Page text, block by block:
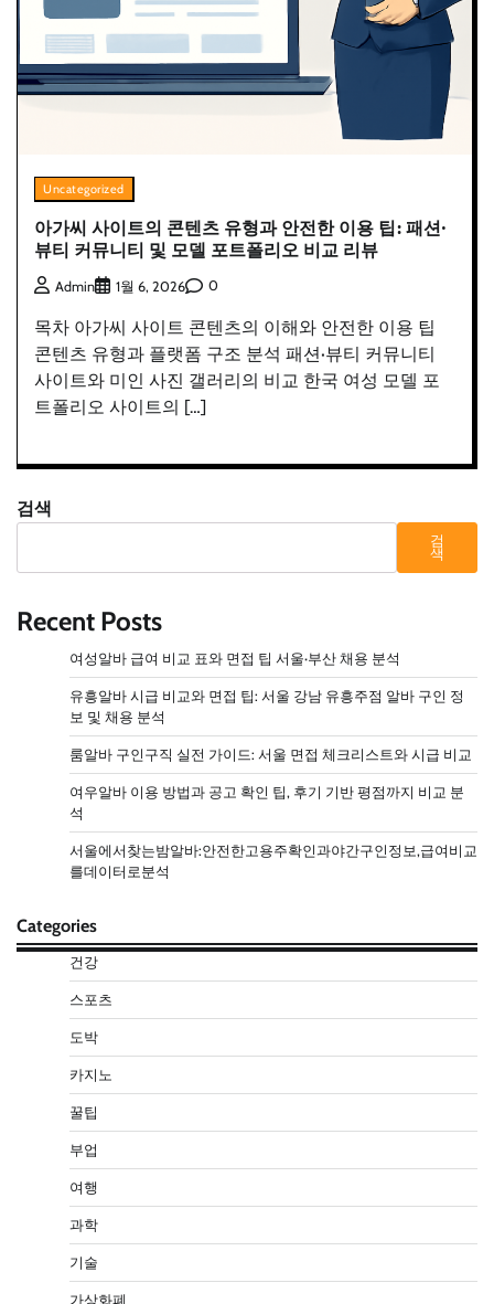
Uncategorized
아가씨 사이트의 콘텐츠 유형과 안전한 이용 팁: 패션·
뷰티 커뮤니티 및 모델 포트폴리오 비교 리뷰
Admin 1월 6, 2026 0
목차 아가씨 사이트 콘텐츠의 이해와 안전한 이용 팁
콘텐츠 유형과 플랫폼 구조 분석 패션·뷰티 커뮤니티
사이트와 미인 사진 갤러리의 비교 한국 여성 모델 포
트폴리오 사이트의 […]
검색
검
색
Recent Posts
여성알바 급여 비교 표와 면접 팁 서울·부산 채용 분석
유흥알바 시급 비교와 면접 팁: 서울 강남 유흥주점 알바 구인 정
보 및 채용 분석
룸알바 구인구직 실전 가이드: 서울 면접 체크리스트와 시급 비교
여우알바 이용 방법과 공고 확인 팁, 후기 기반 평점까지 비교 분
석
서울에서찾는밤알바:안전한고용주확인과야간구인정보,급여비교
를데이터로분석
Categories
건강
스포츠
도박
카지노
꿀팁
부업
여행
과학
기술
가상화폐